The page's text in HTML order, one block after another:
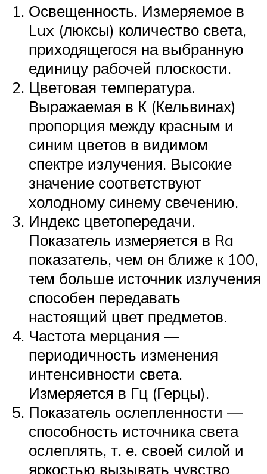
Освещенность. Измеряемое в
Lux (люксы) количество света,
приходящегося на выбранную
единицу рабочей плоскости.
Цветовая температура.
Выражаемая в К (Кельвинах)
пропорция между красным и
синим цветов в видимом
спектре излучения. Высокие
значение соответствуют
холодному синему свечению.
Индекс цветопередачи.
Показатель измеряется в Ra
показатель, чем он ближе к 100,
тем больше источник излучения
способен передавать
настоящий цвет предметов.
Частота мерцания —
периодичность изменения
интенсивности света.
Измеряется в Гц (Герцы).
Показатель ослепленности —
способность источника света
ослеплять, т. е. своей силой и
яркостью вызывать чувство